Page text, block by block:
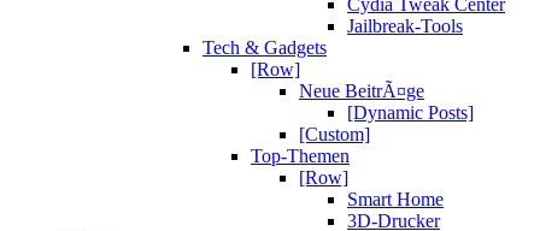
Cydia Tweak Center
Jailbreak-Tools
Tech & Gadgets
[Row]
Neue BeitrÃ¤ge
[Dynamic Posts]
[Custom]
Top-Themen
[Row]
Smart Home
3D-Drucker